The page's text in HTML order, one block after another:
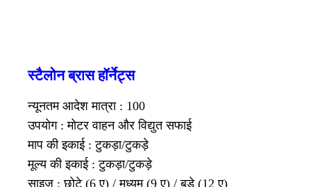
स्टैलोन ब्रास हॉर्नेट्स
न्यूनतम आदेश मात्रा : 100
उपयोग : मोटर वाहन और विद्युत सफाई
माप की इकाई : टुकड़ा/टुकड़े
मूल्य की इकाई : टुकड़ा/टुकड़े
साइज : छोटे (6 ए) / मध्यम (9 ए) / बड़े (12 ए)